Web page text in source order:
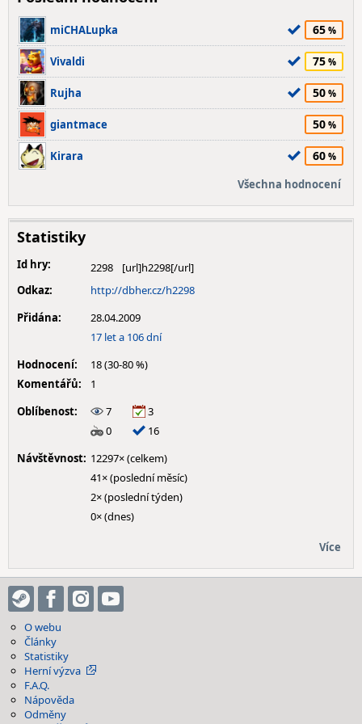
miCHALupka 65
Vivaldi 75
Rujha 50
giantmace 50
Kirara 60
Všechna hodnocení
Statistiky
Id hry:
2298
Odkaz:
http://dbher.cz/h2298
Přidána:
28.04.2009
17 let a 106 dní
Hodnocení:
18 (30-80 %)
Komentářů:
1
Oblíbenost:
7
3
0
16
Návštěvnost: 12297× (celkem)
41× (poslední měsíc)
2× (poslední týden)
0× (dnes)
Více
O webu
Články
Statistiky
Herní výzva
F.A.Q.
Nápověda
Odměny